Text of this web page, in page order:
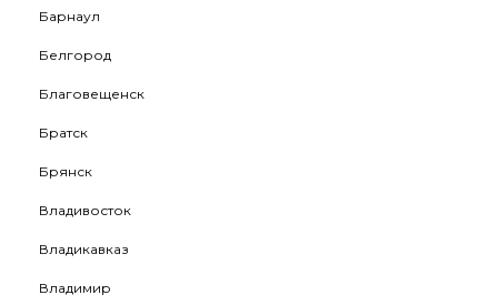
Барнаул
Белгород
Благовещенск
Братск
Брянск
Владивосток
Владикавказ
Владимир